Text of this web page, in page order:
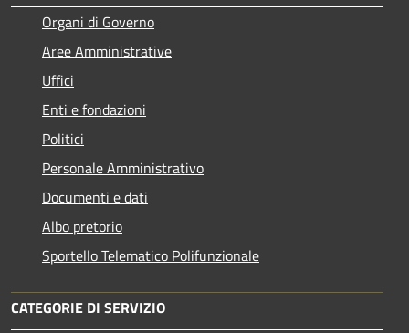
Organi di Governo
Aree Amministrative
Uffici
Enti e fondazioni
Politici
Personale Amministrativo
Documenti e dati
Albo pretorio
Sportello Telematico Polifunzionale
CATEGORIE DI SERVIZIO